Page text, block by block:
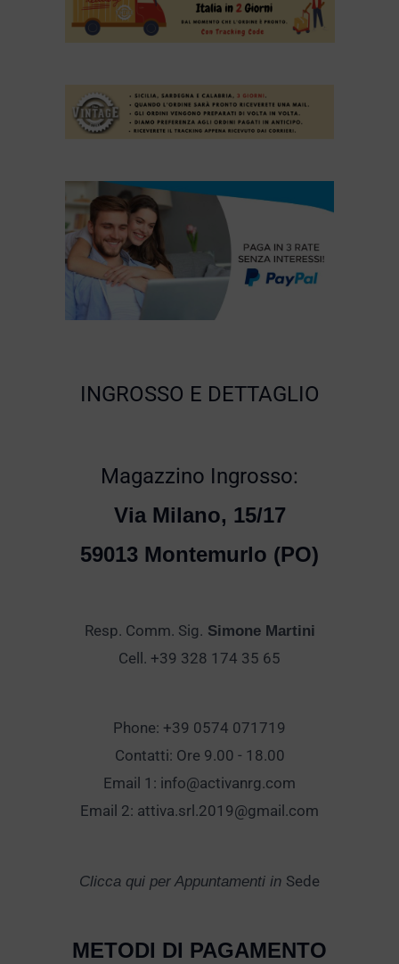
INGROSSO E DETTAGLIO
Magazzino Ingrosso:
Via Milano, 15/17
59013 Montemurlo (PO)
Resp. Comm. Sig. Simone Martini
Cell. +39 328 174 35 65
Phone: +39 0574 071719
Contatti: Ore 9.00 - 18.00
Email 1: info@activanrg.com
Email 2: attiva.srl.2019@gmail.com
Clicca qui per Appuntamenti in Sede
METODI DI PAGAMENTO